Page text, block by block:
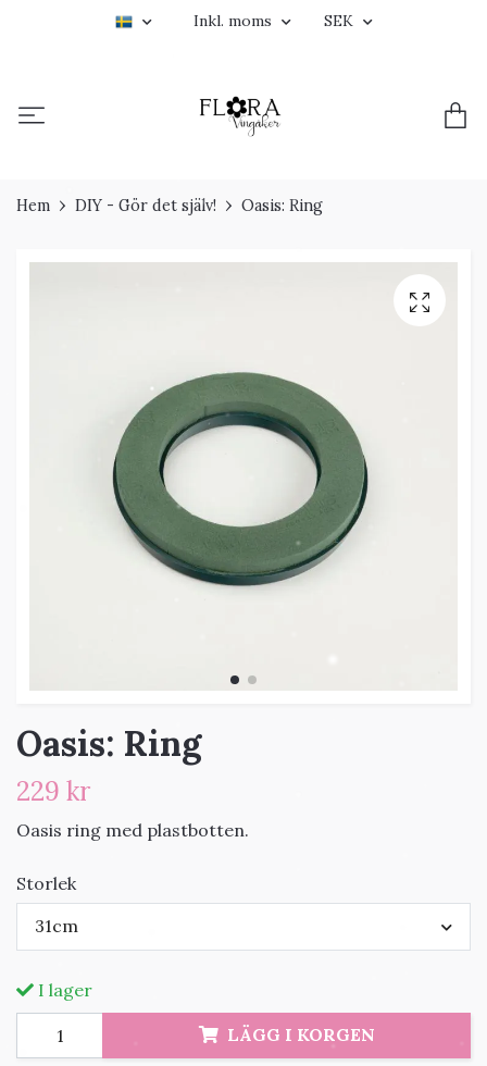
Inkl. moms SEK
Hem DIY - Gör det själv! Oasis: Ring
Oasis: Ring
229 kr
Oasis ring med plastbotten.
Storlek
31cm
I lager
LÄGG I KORGEN